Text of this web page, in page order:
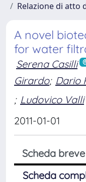
Relazione di atto
A novel
for water
Serena Casilli
Girardo; Dario
; Ludovico Valli
2011-01-01
Scheda breve
Scheda